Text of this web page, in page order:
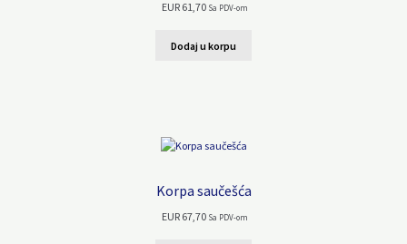
EUR 61,70 Sa PDV-om
Dodaj u korpu
Korpa saučešća
EUR 67,70 Sa PDV-om